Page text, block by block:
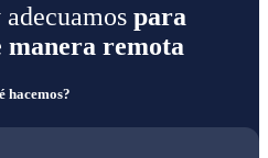
adecuamos para
remota
hacemos?